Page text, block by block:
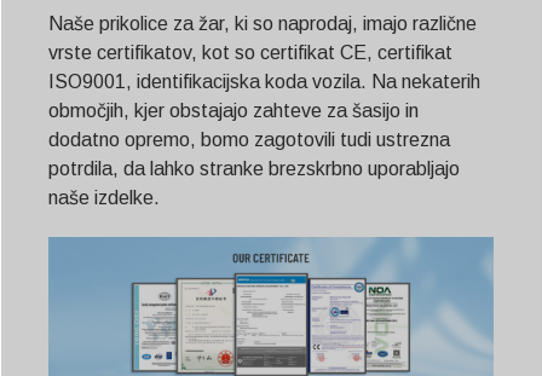
Naše prikolice za žar, ki so naprodaj, imajo različne
vrste certifikatov, kot so certifikat CE, certifikat
ISO9001, identifikacijska koda vozila. Na nekaterih
območjih, kjer obstajajo zahteve za šasijo in
dodatno opremo, bomo zagotovili tudi ustrezna
potrdila, da lahko stranke brezskrbno uporabljajo
naše izdelke.